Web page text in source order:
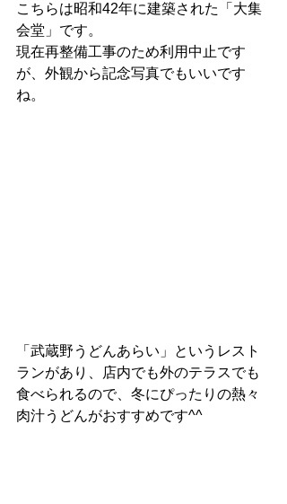
こちらは昭和42年に建築された「大集
会堂」です。
現在再整備工事のため利用中止です
が、外観から記念写真でもいいです
ね。
「武蔵野うどんあらい」というレスト
ランがあり、店内でも外のテラスでも
食べられるので、冬にぴったりの熱々
肉汁うどんがおすすめです^^